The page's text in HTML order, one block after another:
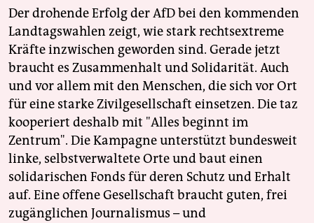
Der drohende Erfolg der AfD bei den kommenden
Landtagswahlen zeigt, wie stark rechtsextreme
Kräfte inzwischen geworden sind. Gerade jetzt
braucht es Zusammenhalt und Solidarität. Auch
und vor allem mit den Menschen, die sich vor Ort
für eine starke Zivilgesellschaft einsetzen. Die taz
kooperiert deshalb mit "Alles beginnt im
Zentrum". Die Kampagne unterstützt bundesweit
linke, selbstverwaltete Orte und baut einen
solidarischen Fonds für deren Schutz und Erhalt
auf. Eine offene Gesellschaft braucht guten, frei
zugänglichen Journalismus – und